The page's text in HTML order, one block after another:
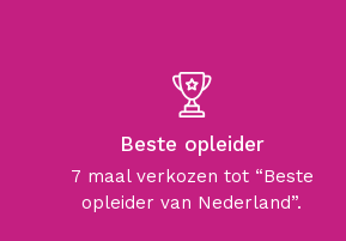
Beste opleider
7 maal verkozen tot “Beste
opleider van Nederland”.